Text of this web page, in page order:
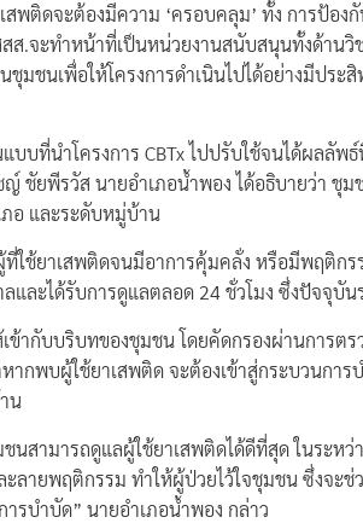
ติดจะต้องมีความ ‘ครอบคลุม’ ทั้ง การป้องกั
ส.จะทำหน้าที่เป็นหน่วยงานสนับสนุนทั้งด้านวิ
มชนเพื่อให้โครงการดำเนินไปได้อย่างมีประ
บที่นำโครงการ CBTx ไปปรับใช้จนได้ผลลัพ
ชัยพีรวัส นายอำเภอน้ำพอง ได้อธิบายว่า ชุ
อ และระดับหมู่บ้าน
ที่ใช้ยาเสพติดจนมีอาการคุ้มคลั่ง หรือมีพฤติก
และได้รับการดูแลตลอด 24 ชั่วโมง ซึ่งปัจจุบั
ข้ากับบริบทของชุมชน โดยคัดกรองผ่านการตร
หากพบผู้ใช้ยาเสพติด จะต้องเข้าสู่กระบวนกา
น
นสามารถดูแลผู้ใช้ยาเสพติดได้ดีที่สุด ในระหว่
ายพฤติกรรม ทำให้ผู้ป่วยไว้ใจชุมชน ซึ่งจะช่
รบำบัด” นายอำเภอน้ำพอง กล่าว